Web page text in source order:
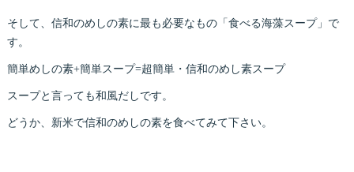
そして、信和のめしの素に最も必要なもの「食べる海藻スープ」で
す。
簡単めしの素+簡単スープ=超簡単・信和のめし素スープ
スープと言っても和風だしです。
どうか、新米で信和のめしの素を食べてみて下さい。